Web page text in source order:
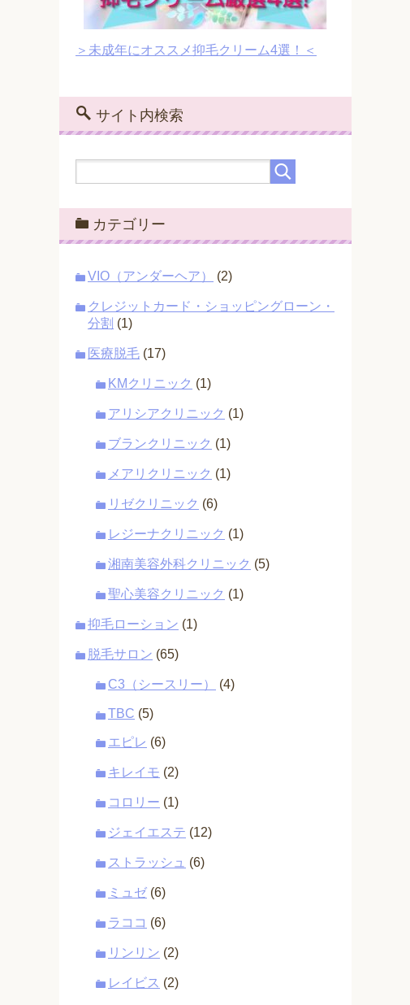
＞未成年にオススメ抑毛クリーム4選！＜
サイト内検索
カテゴリー
VIO（アンダーヘア） (2)
クレジットカード・ショッピングローン・
分割 (1)
医療脱毛 (17)
KMクリニック (1)
アリシアクリニック (1)
ブランクリニック (1)
メアリクリニック (1)
リゼクリニック (6)
レジーナクリニック (1)
湘南美容外科クリニック (5)
聖心美容クリニック (1)
抑毛ローション (1)
脱毛サロン (65)
C3（シースリー） (4)
TBC (5)
エピレ (6)
キレイモ (2)
コロリー (1)
ジェイエステ (12)
ストラッシュ (6)
ミュゼ (6)
ラココ (6)
リンリン (2)
レイビス (2)